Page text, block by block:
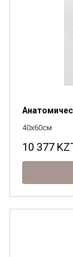
40x60см
10 377